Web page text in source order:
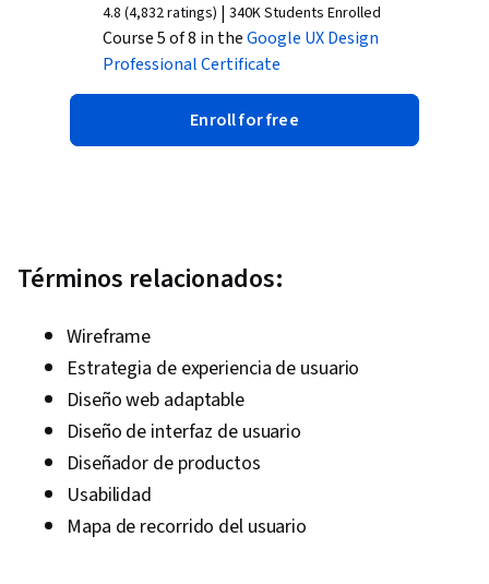
4.8 (4,832 ratings) | 340K Students Enrolled
Course 5 of 8 in theGoogle UX Design
Professional Certificate
Enroll for free
Términos relacionados:
Wireframe
Estrategia de experiencia de usuario
Diseño web adaptable
Diseño de interfaz de usuario
Diseñador de productos
Usabilidad
Mapa de recorrido del usuario